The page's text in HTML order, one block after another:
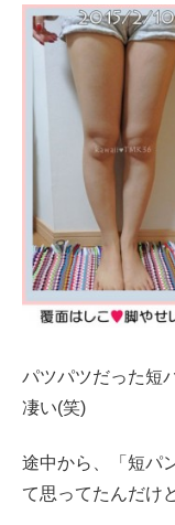
パツパツだった短
凄い(笑)
途中から、「短パ
て思ってたんだけ